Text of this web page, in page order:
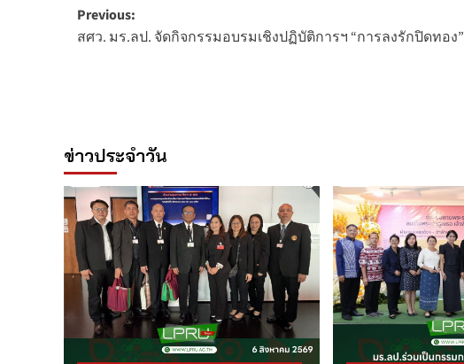
Post
navigation
Previous:
สศว. มร.ลป. จัดกิจกรรมอบรมเชิงปฏิบัติการฯ “การลงรักปิดทอง”
ข่าวประจำวัน